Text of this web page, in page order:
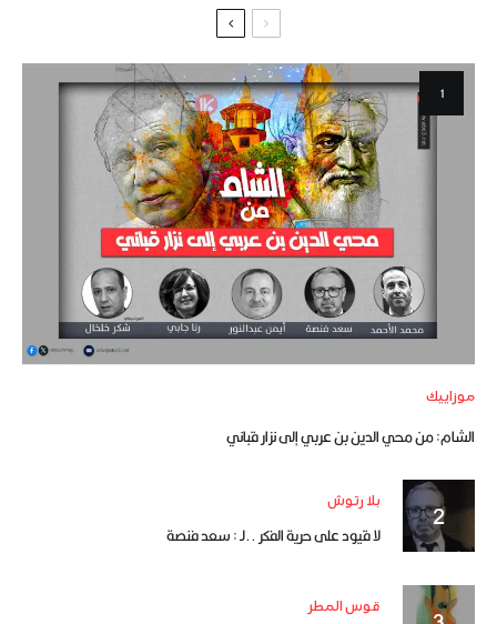
موزاييك
الشام: من محي الدين بن عربي إلى نزار قباني
بلا رتوش
لا قيود على حرية الفكر ..لـ : سعد فنصة
قوس المطر